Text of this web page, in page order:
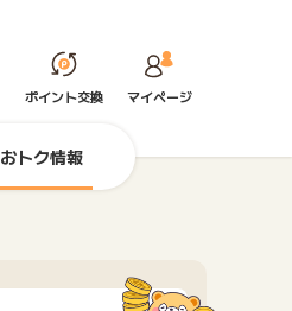
ポイント交換 マイページ
おトク情報